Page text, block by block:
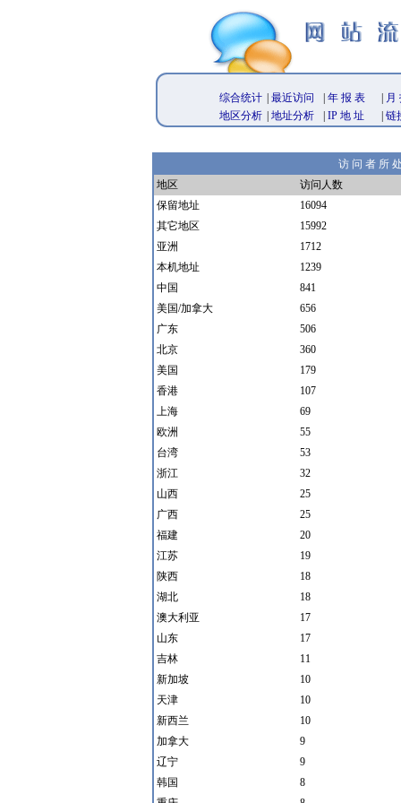
综合统计 最近访问 年 报 表
月
地区分析
地址分析 IP 地 址 链
访 问 者 所
地区
访问人数
保留地址
16094
其它地区
15992
亚洲
1712
本机地址
1239
中国
841
美国/加拿大
656
广东
506
北京
360
美国
179
香港
107
上海
69
欧洲
55
台湾
53
浙江
32
山西
25
广西
25
福建
20
江苏
19
陕西
18
湖北
18
澳大利亚
17
山东
17
吉林
11
新加坡
10
天津
10
新西兰
10
加拿大
9
辽宁
9
韩国
8